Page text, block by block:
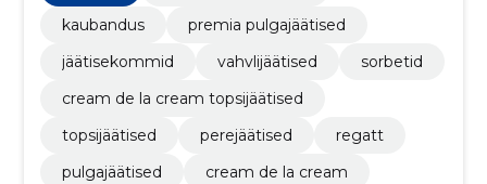
kaubandus
premia pulgajäätised
jäätisekommid
vahvlijäätised
sorbetid
cream de la cream topsijäätised
topsijäätised
perejäätised
regatt
pulgajäätised
cream de la cream